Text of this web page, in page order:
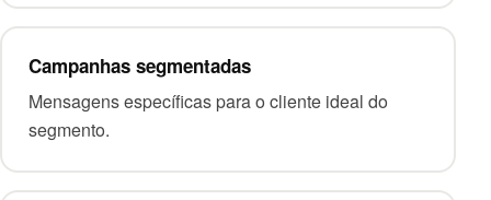
Campanhas segmentadas
Mensagens específicas para o cliente ideal do
segmento.